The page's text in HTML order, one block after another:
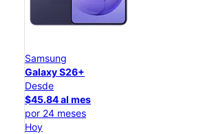
Samsung
Galaxy S26+
Desde
$45.84 al mes
por 24 meses
Hoy